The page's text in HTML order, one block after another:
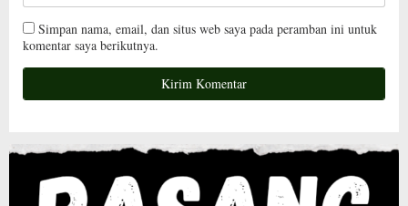
Simpan nama, email, dan situs web saya pada peramban ini untuk
komentar saya berikutnya.